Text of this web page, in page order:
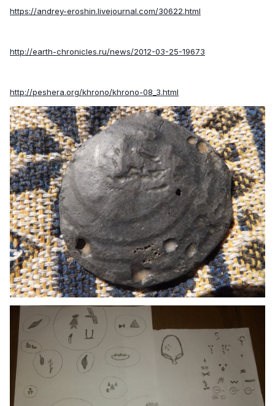
https://andrey-eroshin.livejournal.com/30622.html
http://earth-chronicles.ru/news/2012-03-25-19673
http://peshera.org/khrono/khrono-08_3.html